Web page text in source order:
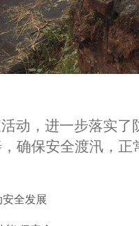
动，进一步落实
确保安全渡汛，正
全发展